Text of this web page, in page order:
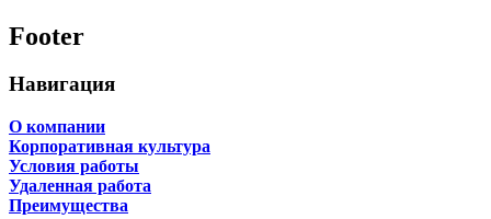
Footer
Навигация
О компании
Корпоративная культура
Условия работы
Удаленная работа
Преимущества